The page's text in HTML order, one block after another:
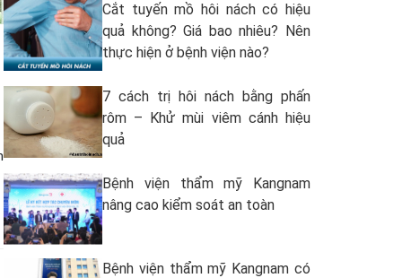
Cắt tuyến mồ hôi nách có hiệu
quả không? Giá bao nhiêu? Nên
thực hiện ở bệnh viện nào?
7 cách trị hôi nách bằng phấn
rôm – Khử mùi viêm cánh hiệu
quả
Bệnh viện thẩm mỹ Kangnam
nâng cao kiểm soát an toàn
Bệnh viện thẩm mỹ Kangnam có